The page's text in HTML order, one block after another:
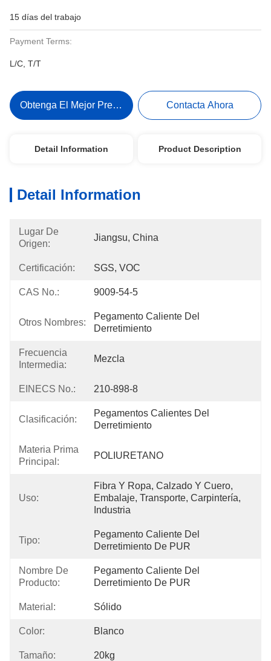
15 días del trabajo
Payment Terms:
L/C, T/T
Obtenga El Mejor Precio Contacta Ahora
Detail Information Product Description
Detail Information
Lugar De
Origen:
Jiangsu, China
Certificación: SGS, VOC
CAS No.: 9009-54-5
Otros Nombres:
Pegamento Caliente Del
Derretimiento
Frecuencia
Intermedia:
Mezcla
EINECS No.: 210-898-8
Clasificación:
Pegamentos Calientes Del
Derretimiento
Materia Prima
Principal:
POLIURETANO
Uso:
Fibra Y Ropa, Calzado Y Cuero,
Embalaje, Transporte, Carpintería,
Industria
Tipo:
Pegamento Caliente Del
Derretimiento De PUR
Nombre De
Producto:
Pegamento Caliente Del
Derretimiento De PUR
Material: Sólido
Color: Blanco
Tamaño: 20kg